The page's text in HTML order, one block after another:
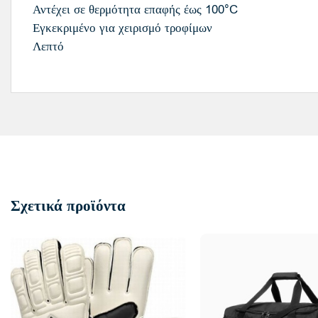
Αντέχει σε θερμότητα επαφής έως 100°C
Εγκεκριμένο για χειρισμό τροφίμων
Λεπτό
Σχετικά προϊόντα